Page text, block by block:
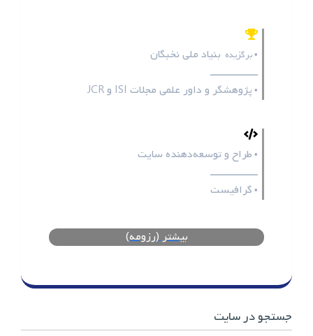
• برگزیده بنیاد ملی نخبگان
ـــــــــــــــــ
• پژوهشگر و داور علمی مجلات ISI وJCR
• طراح و توسعه‌دهنده سایت
ـــــــــــــــــ
• گرافیست
بیشتر (رزومه)
جستجو در سایت